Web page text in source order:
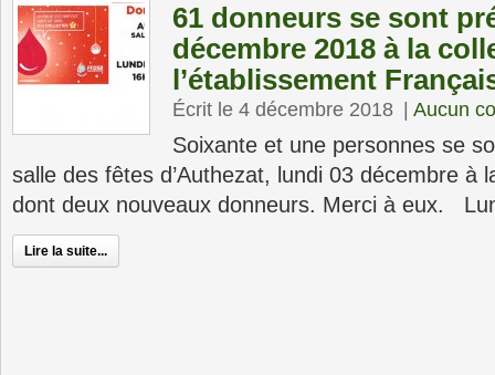
61 donneurs se sont
décembre 2018 à la
l’établissement
Écrit le 4 décembre 2018 Aucun
Soixante et une personnes se
salle des fêtes d’Authezat, lundi 03 décembre à
dont deux nouveaux donneurs. Merci à eux.
Lire la suite...